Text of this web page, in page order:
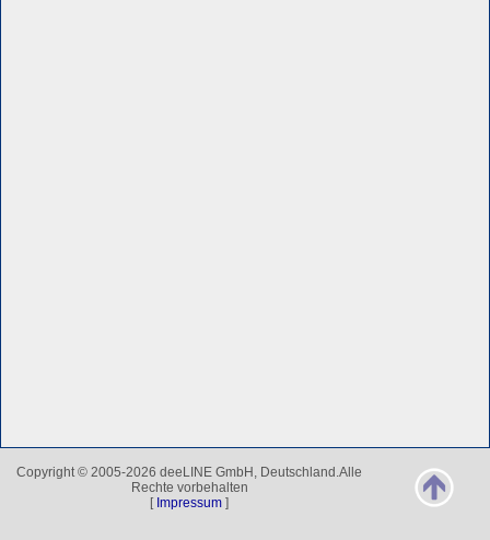
Copyright © 2005-2026 deeLINE GmbH, Deutschland.Alle
Rechte vorbehalten
[ Impressum ]